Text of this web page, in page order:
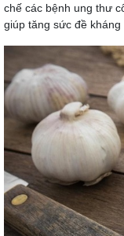
chế các bệnh ung thư
giúp tăng sức đề kháng